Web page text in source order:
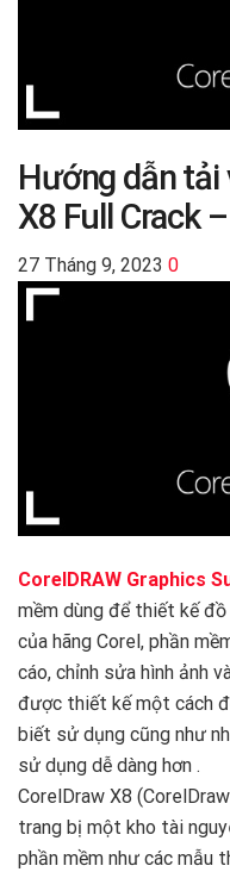
Hướng dẫn tải
X8 Full Crack
27 Tháng 9, 2023 0
CorelDRAW Graphics
mềm dùng để thiết kế
của hãng Corel, phần
cáo, chỉnh sửa hình ảnh
được thiết kế một cách
biết sử dụng cũng như
sử dụng dễ dàng hơn .
CorelDraw X8
trang bị một kho tài
phần mềm như các mẫu